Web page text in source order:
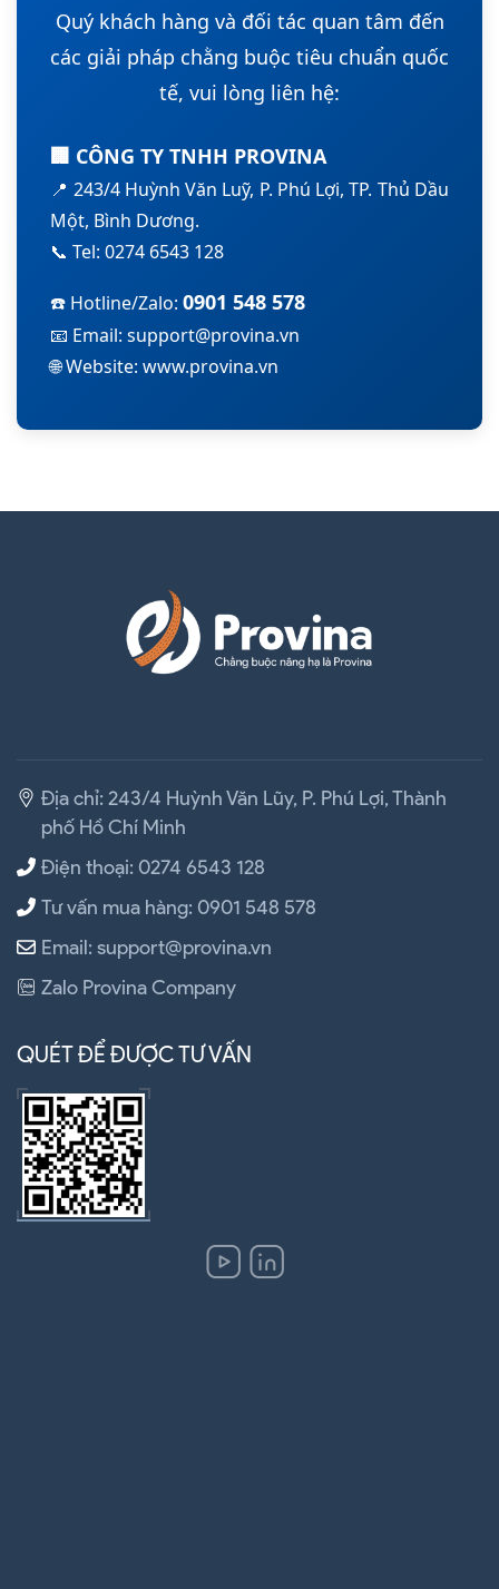
Quý khách hàng và đối tác quan tâm đến
các giải pháp chằng buộc tiêu chuẩn quốc
tế, vui lòng liên hệ:
🏢 CÔNG TY TNHH PROVINA
📍 243/4 Huỳnh Văn Luỹ, P. Phú Lợi, TP. Thủ Dầu
Một, Bình Dương.
📞 Tel: 0274 6543 128
☎️ Hotline/Zalo: 0901 548 578
📧 Email: support@provina.vn
🌐 Website: www.provina.vn
Địa chỉ: 243/4 Huỳnh Văn Lũy, P. Phú Lợi, Thành
phố Hồ Chí Minh
Điện thoại: 0274 6543 128
Tư vấn mua hàng: 0901 548 578
Email: support@provina.vn
Zalo Provina Company
QUÉT ĐỂ ĐƯỢC TƯ VẤN